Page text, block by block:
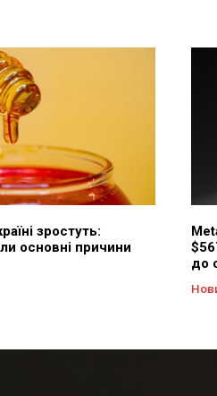
зростуть:
основні причини
до